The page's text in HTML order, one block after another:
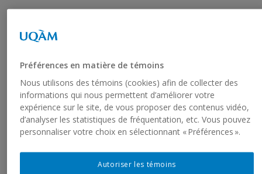
Précédent
Légende
Suivant
AUDE MOREAU
Préférences en matière de témoins
Nous utilisons des témoins (cookies) afin de collecter des
informations qui nous permettent d’améliorer votre
expérience sur le site, de vous proposer des contenus vidéo,
d’analyser les statistiques de fréquentation, etc. Vous pouvez
personnaliser votre choix en sélectionnant « Préférences ».
Autoriser les témoins